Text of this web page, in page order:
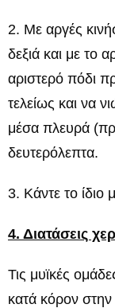
2. Με αργές
δεξιά και με το
αριστερό πόδι
τελείως και να
μέσα πλευρά
δευτερόλεπτα.
3. Κάντε το ίδιο
4. Διατάσεις
Τις μυϊκές
κατά κόρον στην